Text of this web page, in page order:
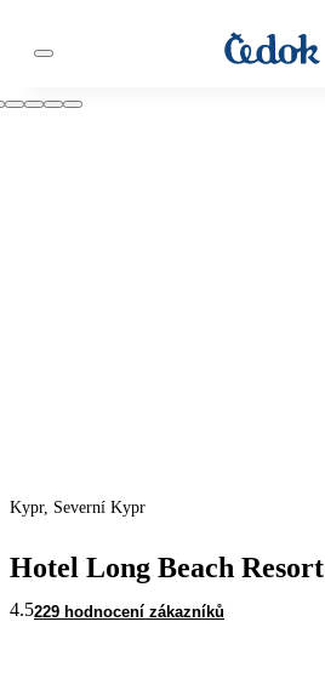
Kypr, Severní Kypr
Hotel Long Beach Resort
4.5229 hodnocení zákazníků